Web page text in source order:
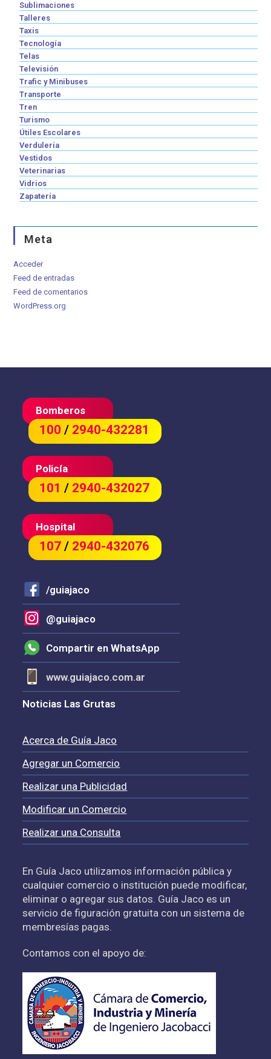
Sublimaciones
Talleres
Taxis
Tecnología
Telas
Televisión
Trafic y Minibuses
Transporte
Tren
Turismo
Útiles Escolares
Verdulería
Vestidos
Veterinarias
Vidrios
Zapatería
Meta
Acceder
Feed de entradas
Feed de comentarios
WordPress.org
Bomberos
100/ 2940-432281
Policía
101/ 2940-432027
Hospital
107/ 2940-432076
/guiajaco
@guiajaco
Compartir en WhatsApp
www.guiajaco.com.ar
Noticias Las Grutas
Acerca de Guía Jaco
Agregar un Comercio
Realizar una Publicidad
Modificar un Comercio
Realizar una Consulta
En Guía Jaco utilizamos información pública y
cualquier comercio o institución puede modificar,
eliminar o agregar sus datos. Guía Jaco es un
servicio de figuración gratuita con un sistema de
membresías pagas.
Contamos con el apoyo de: